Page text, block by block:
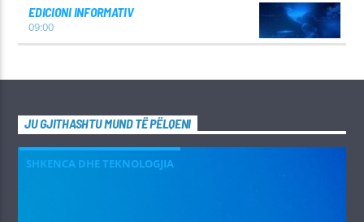
EDICIONI INFORMATIV
09:00
JU GJITHASHTU MUND TË PËLQENI
SHKENCA DHE TEKNOLOGJIA